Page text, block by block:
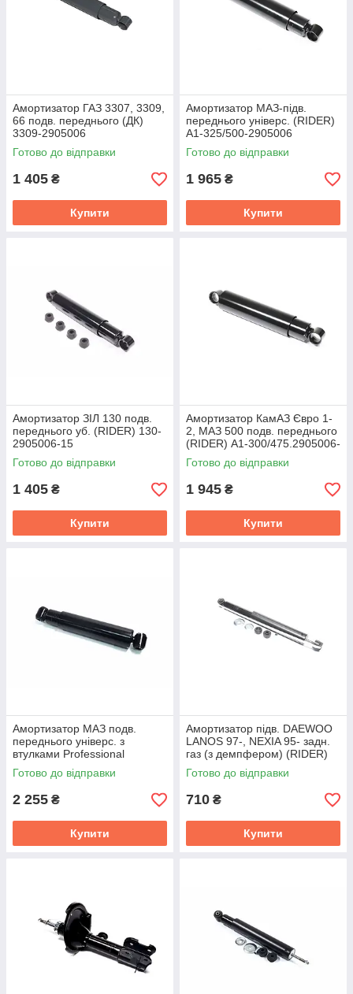
Амортизатор ГАЗ 3307, 3309,
66 подв. переднього (ДК)
3309-2905006
Готово до відправки
1 405 ₴
Купити
Амортизатор МАЗ-підв.
переднього універс. (RIDER)
А1-325/500-2905006
Готово до відправки
1 965 ₴
Купити
Амортизатор ЗІЛ 130 подв.
переднього уб. (RIDER) 130-
2905006-15
Готово до відправки
1 405 ₴
Купити
Амортизатор КамАЗ Євро 1-
2, МАЗ 500 подв. переднього
(RIDER) А1-300/475.2905006-
0
Готово до відправки
1 945 ₴
Купити
Амортизатор МАЗ подв.
переднього універс. з
втулками Professional
(RIDER) А1-325/500-
2905006PR
Готово до відправки
2 255 ₴
Купити
Амортизатор підв. DAEWOO
LANOS 97-, NEXIA 95- задн.
газ (з демпфером) (RIDER)
RD.2870.343.047
Готово до відправки
710 ₴
Купити